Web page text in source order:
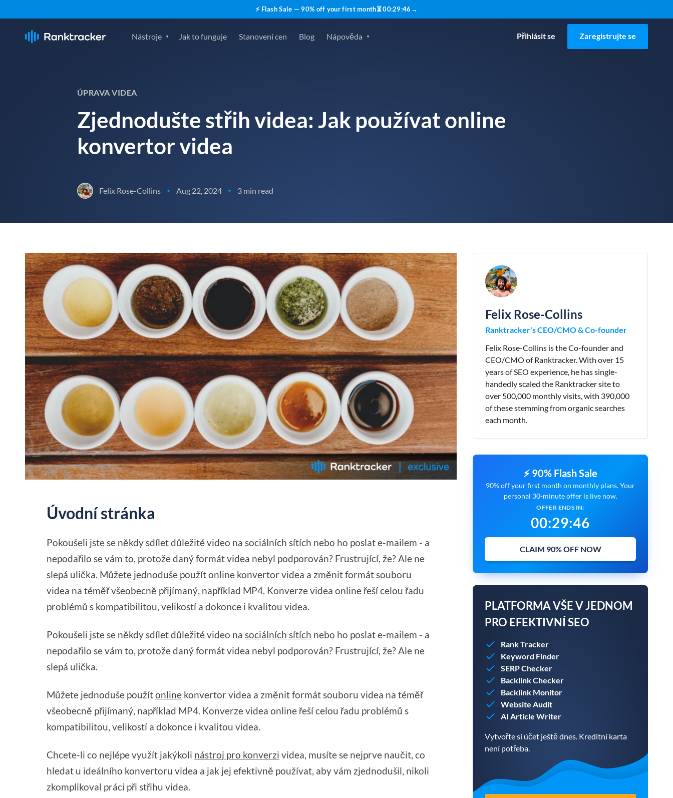
⚡ Flash Sale — 90% off your first month⏳00:29:45 →
Nástroje Jak to funguje Stanovení cen Blog Nápověda Přihlásit se Zaregistrujte se
ÚPRAVA VIDEA
Zjednodušte střih videa: Jak používat online
konvertor videa
Felix Rose-Collins • Aug 22, 2024 • 3 min read
Úvodní stránka
Pokoušeli jste se někdy sdílet důležité video na sociálních sítích nebo ho poslat e-mailem - a
nepodařilo se vám to, protože daný formát videa nebyl podporován? Frustrující, že? Ale ne
slepá ulička. Můžete jednoduše použít online konvertor videa a změnit formát souboru
videa na téměř všeobecně přijímaný, například MP4. Konverze videa online řeší celou řadu
problémů s kompatibilitou, velikostí a dokonce i kvalitou videa.
Pokoušeli jste se někdy sdílet důležité video na sociálních sítích nebo ho poslat e-mailem - a
nepodařilo se vám to, protože daný formát videa nebyl podporován? Frustrující, že? Ale ne
slepá ulička.
Můžete jednoduše použítonline konvertor videa a změnit formát souboru videa na téměř
všeobecně přijímaný, například MP4. Konverze videa online řeší celou řadu problémů s
kompatibilitou, velikostí a dokonce i kvalitou videa.
Chcete-li co nejlépe využít jakýkoli nástroj pro konverzi videa, musíte se nejprve naučit, co
hledat u ideálního konvertoru videa a jak jej efektivně používat, aby vám zjednodušil, nikoli
zkomplikoval práci při střihu videa.
Felix Rose-Collins
Ranktracker's CEO/CMO & Co-founder
Felix Rose-Collins is the Co-founder and
CEO/CMO of Ranktracker. With over 15
years of SEO experience, he has single-
handedly scaled the Ranktracker site to
over 500,000 monthly visits, with 390,000
of these stemming from organic searches
each month.
⚡ 90% Flash Sale
90% off your first month on monthly plans. Your
personal 30-minute offer is live now.
OFFER ENDS IN:
00:29:45
CLAIM 90% OFF NOW
PLATFORMA VŠE V JEDNOM
PRO EFEKTIVNÍ SEO
Rank Tracker
Keyword Finder
SERP Checker
Backlink Checker
Backlink Monitor
Website Audit
AI Article Writer
Vytvořte si účet ještě dnes. Kreditní karta
není potřeba.